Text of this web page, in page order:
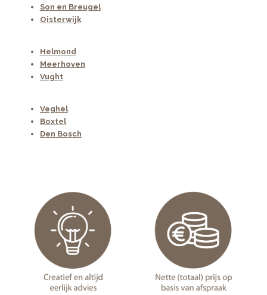
Son en Breugel
Oisterwijk
Helmond
Meerhoven
Vught
Veghel
Boxtel
Den Bosch